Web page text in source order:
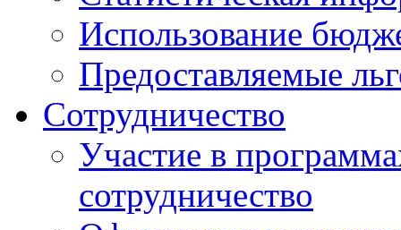
Использование
Предоставляемые
Сотрудничество
Участие в
сотрудничество